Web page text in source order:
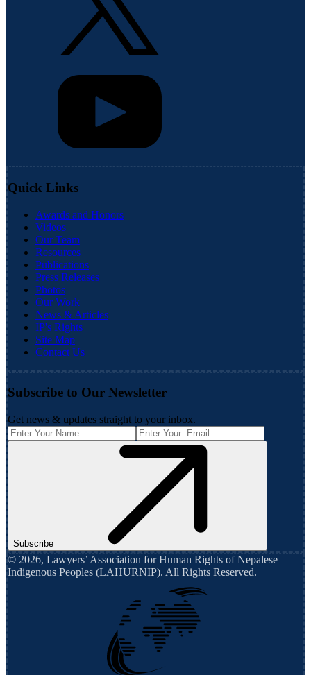
Quick Links
Awards and Honors
Videos
Our Team
Resources
Publications
Press Releases
Photos
Our Work
News & Articles
IP's Rights
Site Map
Contact Us
Subscribe to Our Newsletter
Get news & updates straight to your inbox.
Subscribe
© 2026, Lawyers’ Association for Human Rights of Nepalese
Indigenous Peoples (LAHURNIP). All Rights Reserved.